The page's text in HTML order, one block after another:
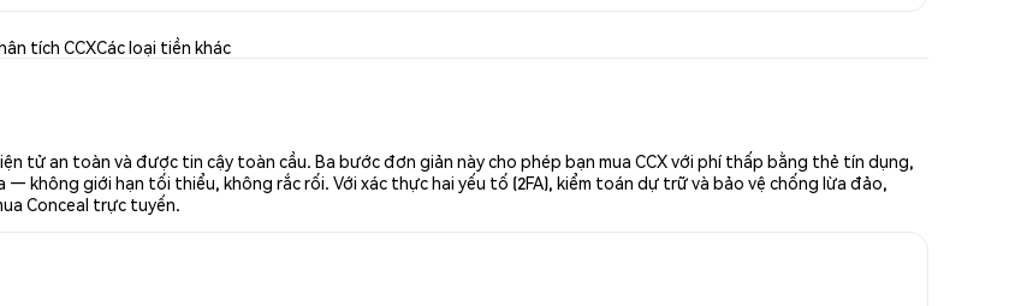
tích CCXCác loại tiền khác
tử an toàn và được tin cậy toàn cầu. Ba bước đơn giản này cho phép bạn mua CCX với phí thấp bằng thẻ tín dụng,
không giới hạn tối thiểu, không rắc rối. Với xác thực hai yếu tố (2FA), kiểm toán dự trữ và bảo vệ chống lừa đảo,
Conceal trực tuyến.